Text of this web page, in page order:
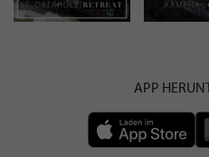
APP